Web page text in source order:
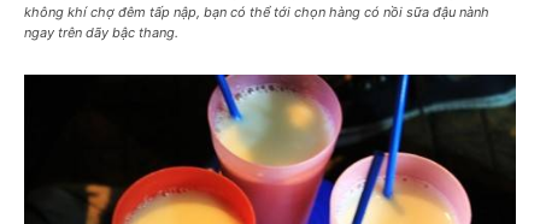
không khí chợ đêm tấp nập, bạn có thể tới chọn hàng có nồi sữa đậu nành
ngay trên dãy bậc thang.